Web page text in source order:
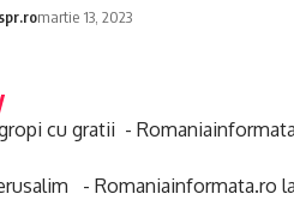
martie 13, 2023
cu gratii -
- Romaniainformata.ro la